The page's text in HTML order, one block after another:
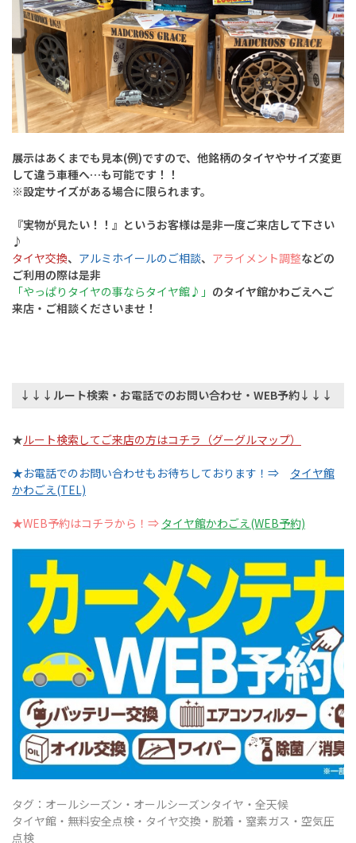
展示はあくまでも見本(例)ですので、他銘柄のタイヤやサイズ変更
して違う車種へ…も可能です！！
※設定サイズがある場合に限られます。
『実物が見たい！！』というお客様は是非一度ご来店して下さい
♪
タイヤ交換、 アルミホイールのご相談、 アライメント調整などの
ご利用の際は是非
「やっぱりタイヤの事ならタイヤ館♪」 のタイヤ館かわごえへご
来店・ご相談くださいませ！
↓↓↓ルート検索・お電話でのお問い合わせ・WEB予約↓↓↓
★ルート検索してご来店の方はコチラ（グーグルマップ）
★お電話でのお問い合わせもお待ちしております！⇒
タイヤ館
かわごえ(TEL)
★WEB予約はコチラから！⇒ タイヤ館かわごえ(WEB予約)
タグ：オールシーズン・オールシーズンタイヤ・全天候
タイヤ館・無料安全点検・タイヤ交換・脱着 ・窒素ガス・空気圧
点検